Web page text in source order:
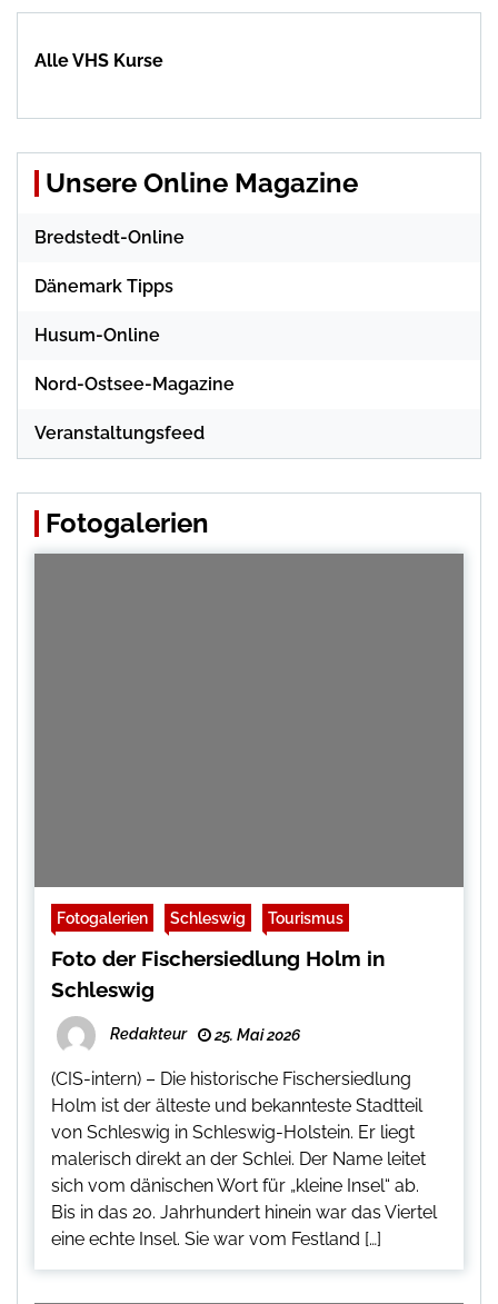
Alle VHS Kurse
Unsere Online Magazine
Bredstedt-Online
Dänemark Tipps
Husum-Online
Nord-Ostsee-Magazine
Veranstaltungsfeed
Fotogalerien
Fotogalerien Schleswig Tourismus
Foto der Fischersiedlung Holm in
Schleswig
Redakteur 25. Mai 2026
(CIS-intern) – Die historische Fischersiedlung
Holm ist der älteste und bekannteste Stadtteil
von Schleswig in Schleswig-Holstein. Er liegt
malerisch direkt an der Schlei. Der Name leitet
sich vom dänischen Wort für „kleine Insel“ ab.
Bis in das 20. Jahrhundert hinein war das Viertel
eine echte Insel. Sie war vom Festland […]